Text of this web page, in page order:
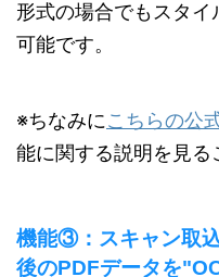
形式の場合でもスタ
可能です。
※ちなみにこちらの公
能に関する説明を見る
機能③：スキャン取
後のPDFデータを